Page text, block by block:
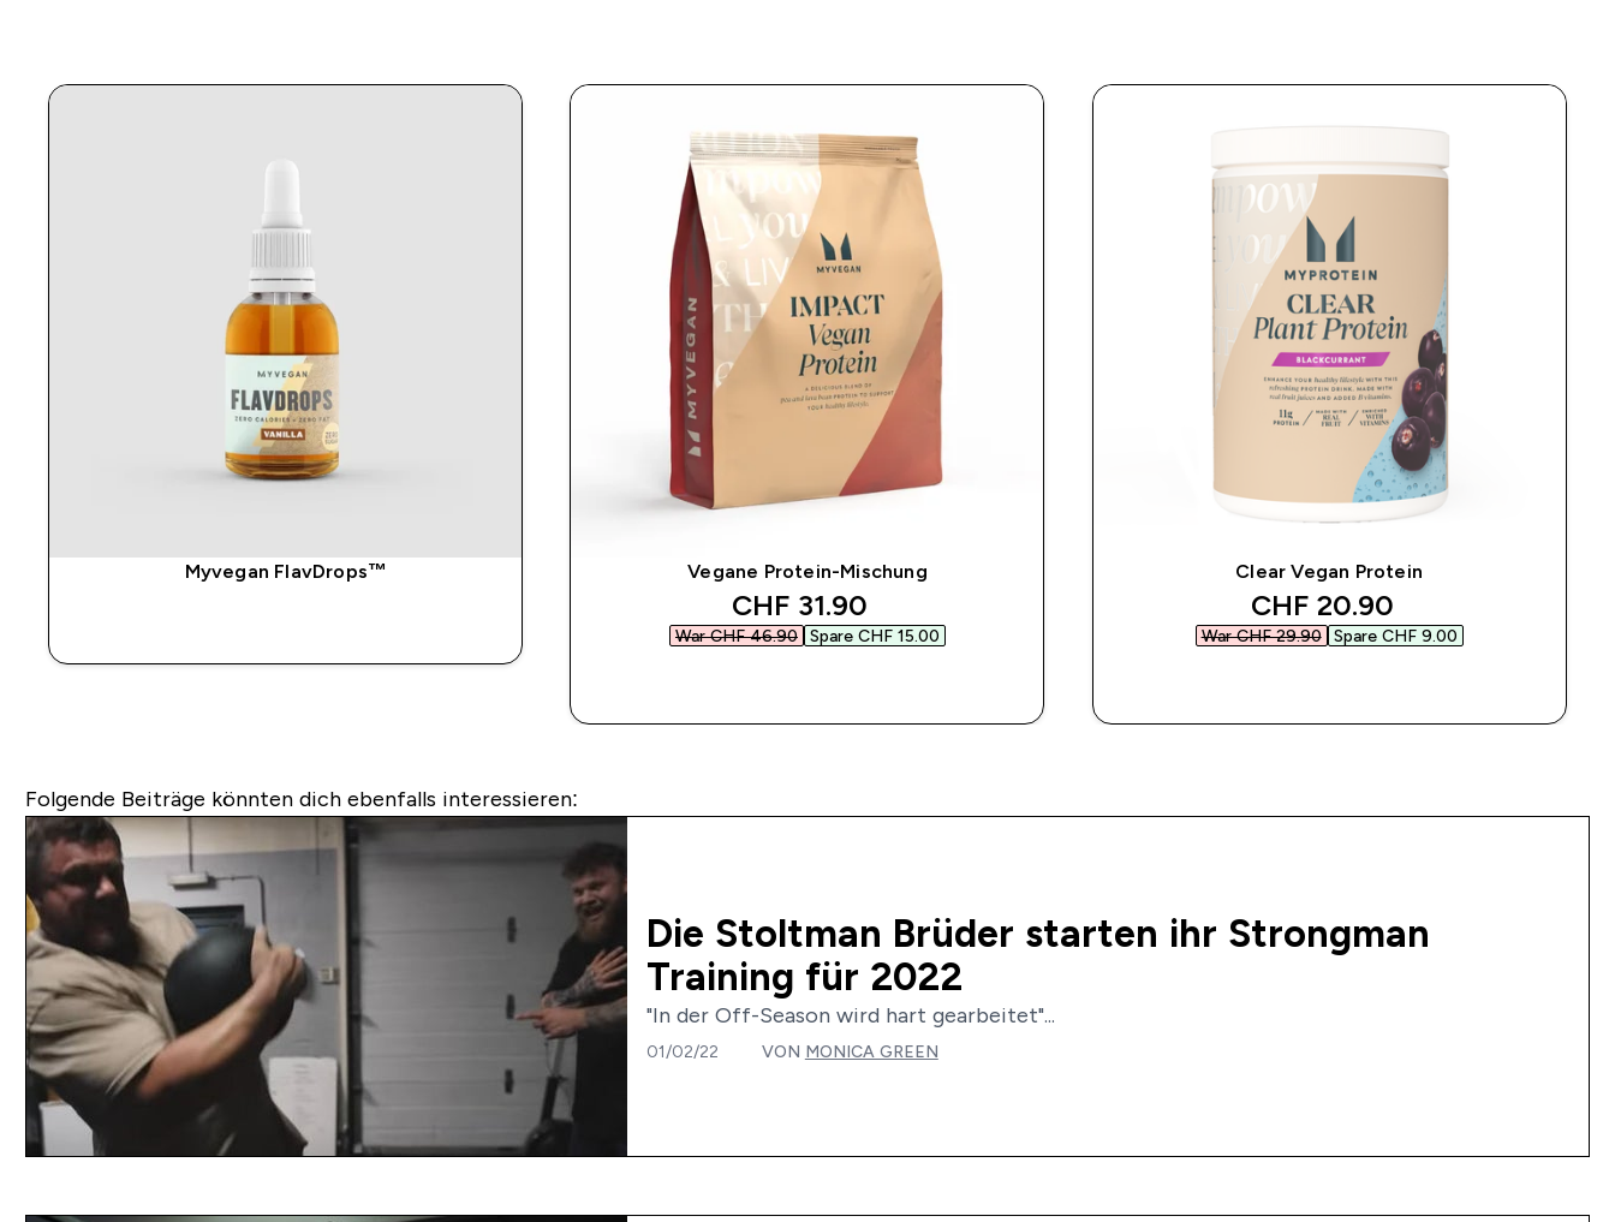
Myvegan FlavDrops™ Vegane Protein-Mischung
discounted price
CHF 31.90‎
War CHF 46.90‎ Spare CHF 15.00‎
Clear Vegan Protein
discounted price
CHF 20.90‎
War CHF 29.90‎ Spare CHF 9.00‎
Folgende Beiträge könnten dich ebenfalls interessieren:
Die Stoltman Brüder starten ihr Strongman
Training für 2022
"In der Off-Season wird hart gearbeitet"...
01/02/22 VON MONICA GREEN